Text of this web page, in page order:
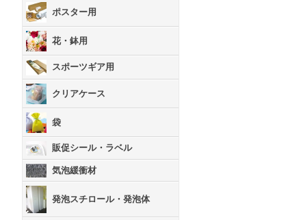
ポスター用
花・鉢用
スポーツギア用
クリアケース
袋
販促シール・ラベル
気泡緩衝材
発泡スチロール・発泡体